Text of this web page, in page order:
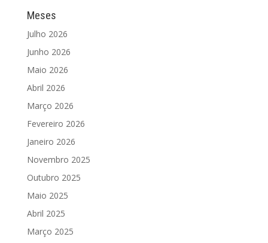
Meses
Julho 2026
Junho 2026
Maio 2026
Abril 2026
Março 2026
Fevereiro 2026
Janeiro 2026
Novembro 2025
Outubro 2025
Maio 2025
Abril 2025
Março 2025